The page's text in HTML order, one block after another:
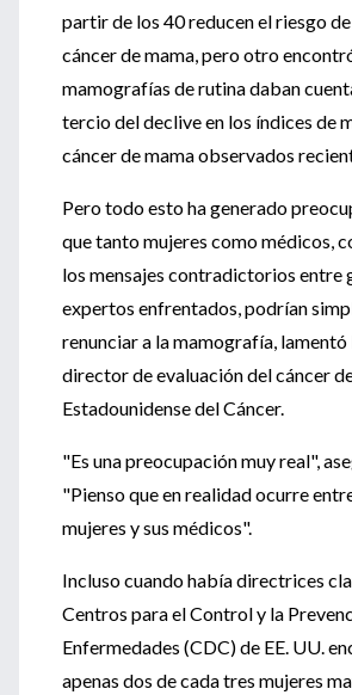
partir de los 40 reducen el riesgo
cáncer de mama, pero otro
mamografías de rutina daban
tercio del declive en los índices de
cáncer de mama observados
Pero todo esto ha generado
que tanto mujeres como médicos,
los mensajes contradictorios entre
expertos enfrentados, podrían
renunciar a la mamografía,
director de evaluación del cáncer
Estadounidense del Cáncer.
"Es una preocupación muy real",
"Pienso que en realidad ocurre
mujeres y sus médicos".
Incluso cuando había directrices
Centros para el Control y la
Enfermedades (CDC) de EE. UU.
apenas dos de cada tres mujeres